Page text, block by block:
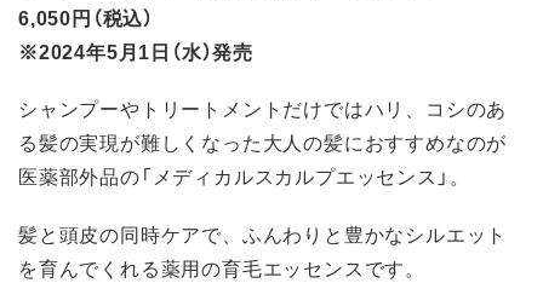
6,050円（税込）
※2024年5月1日（水）発売
シャンプーやトリートメントだけではハリ、コシのあ
る髪の実現が難しくなった大人の髪におすすめなのが
医薬部外品の「メディカルスカルプエッセンス」。
髪と頭皮の同時ケアで、ふんわりと豊かなシルエット
を育んでくれる薬用の育毛エッセンスです。